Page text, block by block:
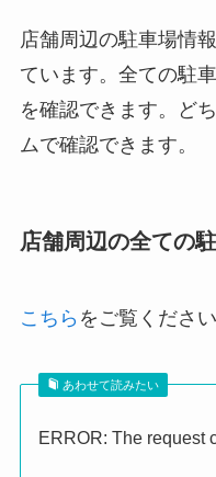
店舗周辺の駐車場情
ています。全ての駐
を確認できます。ど
ムで確認できます。
店舗周辺の全ての
こちら をご覧ください
あわせて読みたい
ERROR: The request